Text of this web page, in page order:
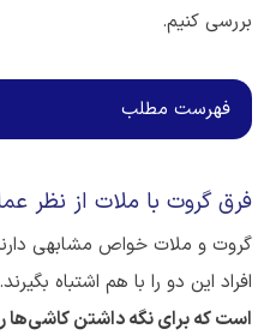
بررسی کنیم.
فهرست مطلب
فرق گروت با ملات از نظر
گروت و ملات خواص مشابهی
افراد این دو را با هم اشتباه
است که برای نگه داشتن کاشی‌ها